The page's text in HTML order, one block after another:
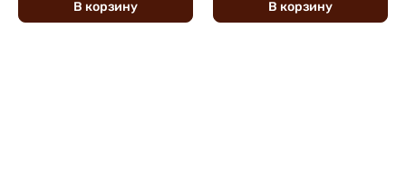
В корзину В корзину